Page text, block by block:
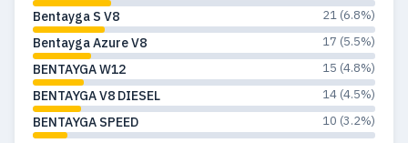
Bentayga S V8 21 (6.8%)
Bentayga Azure V8 17 (5.5%)
BENTAYGA W12 15 (4.8%)
BENTAYGA V8 DIESEL 14 (4.5%)
BENTAYGA SPEED 10 (3.2%)